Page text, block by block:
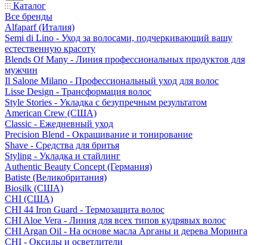
Каталог
Все бренды
Alfaparf (Италия)
Semi di Lino - Уход за волосами, подчеркивающий вашу
естественную красоту
Blends Of Many - Линия профессиональных продуктов для
мужчин
Il Salone Milano - Профессиональный уход для волос
Lisse Design - Трансформация волос
Style Stories - Укладка с безупречным результатом
American Crew (США)
Classic - Ежедневный уход
Precision Blend - Окрашивание и тонирование
Shave - Средства для бритья
Styling - Укладка и стайлинг
Authentic Beauty Concept (Германия)
Batiste (Великобритания)
Biosilk (США)
CHI (США)
CHI 44 Iron Guard - Термозащита волос
CHI Aloe Vera - Линия для всех типов кудрявых волос
CHI Argan Oil - На основе масла Арганы и дерева Моринга
CHI - Оксиды и осветлители